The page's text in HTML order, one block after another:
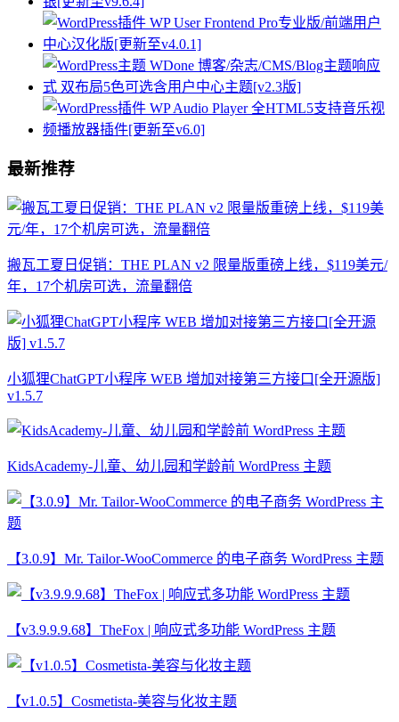
最新推荐
搬瓦工夏日促销：THE PLAN v2 限量版重磅上线，$119美元/
年，17个机房可选，流量翻倍
小狐狸ChatGPT小程序 WEB 增加对接第三方接口[全开源版]
v1.5.7
KidsAcademy-儿童、幼儿园和学龄前 WordPress 主题
【3.0.9】Mr. Tailor-WooCommerce 的电子商务 WordPress 主题
【v3.9.9.9.68】TheFox | 响应式多功能 WordPress 主题
【v1.0.5】Cosmetista-美容与化妆主题